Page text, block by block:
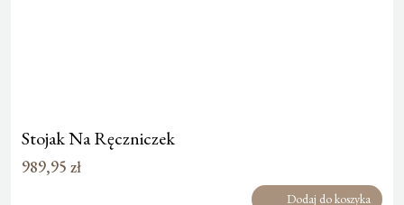
Stojak Na Ręczniczek
989,95 zł
Dodaj do koszyka